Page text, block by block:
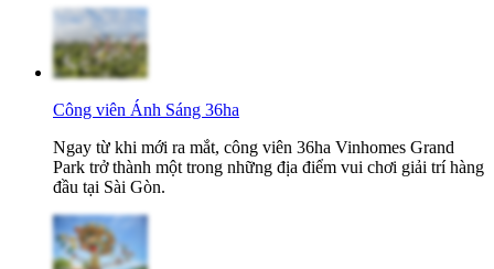
Công viên Ánh Sáng 36ha
Ngay từ khi mới ra mắt, công viên 36ha Vinhomes Grand
Park trở thành một trong những địa điểm vui chơi giải trí hàng
đầu tại Sài Gòn.